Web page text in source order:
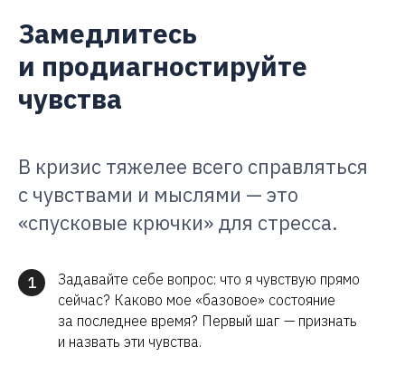
Замедлитесь
и продиагностируйте
чувства
В кризис тяжелее всего справляться
с чувствами и мыслями — это
«спусковые крючки» для стресса.
1
Задавайте себе вопрос: что я чувствую прямо
сейчас? Каково мое «базовое» состояние
за последнее время? Первый шаг — признать
и назвать эти чувства.